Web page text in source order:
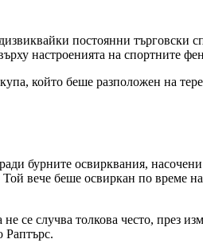
постоянни търговски
настроенията на спортните
който беше разположен на
бурните освирквания,
вече беше освиркан по
се случва толкова често,
Раптърс.